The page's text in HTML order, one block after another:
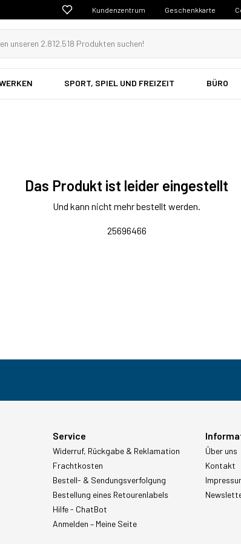
Kundenzentrum Geschenkkarte
SPORT, SPIEL UND FREIZEIT BÜRO
Das Produkt ist leider eingestellt
Und kann nicht mehr bestellt werden.
25696466
Service
Widerruf, Rückgabe & Reklamation
Frachtkosten
Bestell- & Sendungsverfolgung
Bestellung eines Retourenlabels
Hilfe - ChatBot
Anmelden – Meine Seite
Über uns
Kontakt